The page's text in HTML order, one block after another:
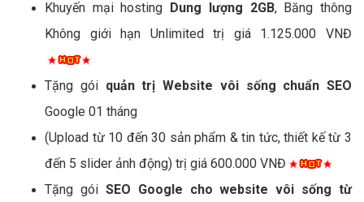
Khuyến mại hosting Dung lượng 2GB, Băng thông
Không giới hạn Unlimited trị giá 1.125.000 VNĐ
Tặng gói quản trị Website vôi sống chuẩn SEO
Google 01 tháng
(Upload từ 10 đến 30 sản phẩm & tin tức, thiết kế từ 3
đến 5 slider ảnh động) trị giá 600.000 VNĐ
Tặng gói SEO Google cho website vôi sống từ